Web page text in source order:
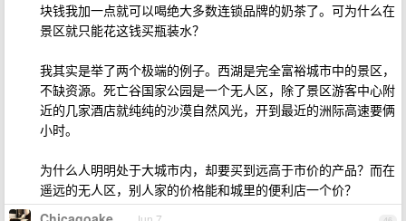
块钱我加一点就可以喝绝大多数连锁品牌的奶茶了。可为什么在
景区就只能花这钱买瓶装水？
我其实是举了两个极端的例子。西湖是完全富裕城市中的景区，
不缺资源。死亡谷国家公园是一个无人区，除了景区游客中心附
近的几家酒店就纯纯的沙漠自然风光，开到最近的洲际高速要俩
小时。
为什么人明明处于大城市内，却要买到远高于市价的产品？而在
遥远的无人区，别人家的价格能和城里的便利店一个价？